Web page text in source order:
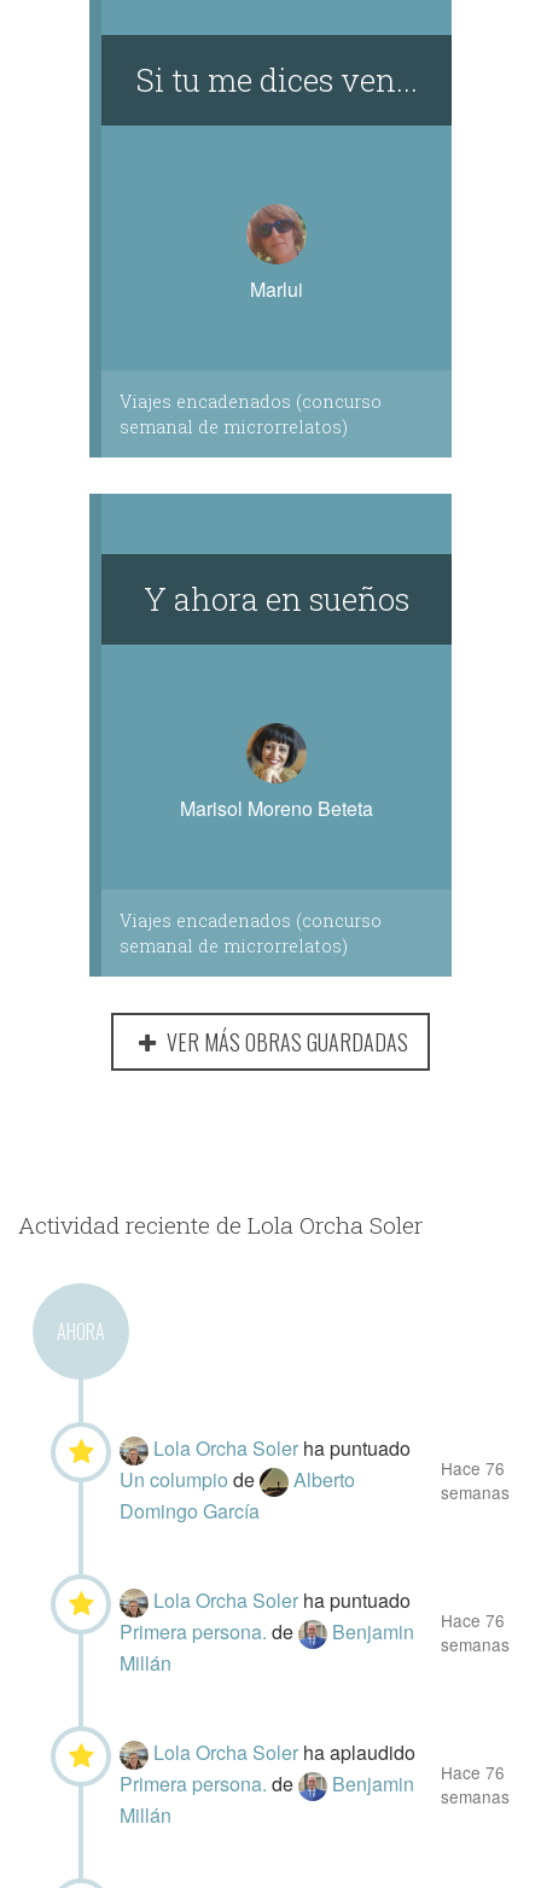
Si tu me dices ven...
Marlui
Viajes encadenados (concurso
semanal de microrrelatos)
Y ahora en sueños
Marisol Moreno Beteta
Viajes encadenados (concurso
semanal de microrrelatos)
VER MÁS OBRAS GUARDADAS
Actividad reciente de Lola Orcha Soler
AHORA
Lola Orcha Soler ha puntuado
Un columpiode
Alberto
Domingo García
Hace 76
semanas
Lola Orcha Soler ha puntuado
Primera persona.de
Benjamin
Millán
Hace 76
semanas
Lola Orcha Soler ha aplaudido
Primera persona.de
Benjamin
Millán
Hace 76
semanas